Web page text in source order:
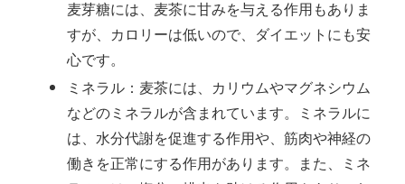
麦芽糖には、麦茶に甘みを与える作用もありま
すが、カロリーは低いので、ダイエットにも安
心です。
ミネラル：麦茶には、カリウムやマグネシウム
などのミネラルが含まれています。ミネラルに
は、水分代謝を促進する作用や、筋肉や神経の
働きを正常にする作用があります。また、ミネ